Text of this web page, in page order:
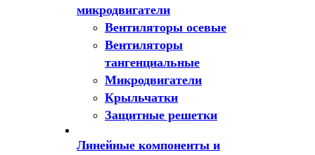
микродвигатели
Вентиляторы осевые
Вентиляторы
тангенциальные
Микродвигатели
Крыльчатки
Защитные решетки
Линейные компоненты и